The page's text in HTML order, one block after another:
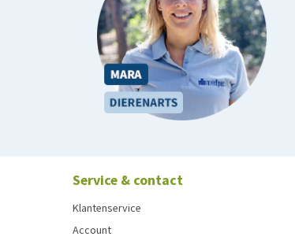
Service & contact
Klantenservice
Account